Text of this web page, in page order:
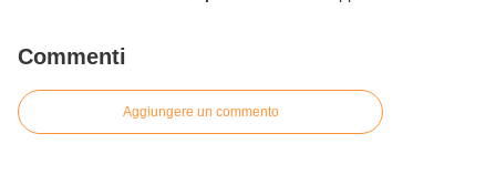
Commenti
Aggiungere un commento